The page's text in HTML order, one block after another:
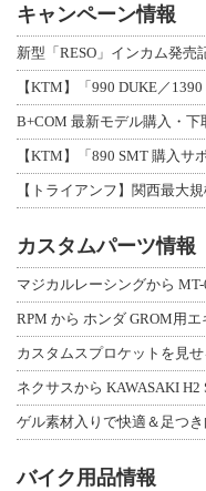
キャンペーン情報
【KTM】「990 DUKE／
【KTM】「890 SMT 購入
カスタムパーツ情報
ネクサスから KAWASAKI
バイク用品情報